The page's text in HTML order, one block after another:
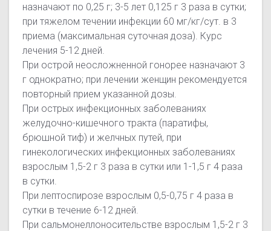
назначают по 0,25 г; 3-5 лет 0,125 г 3 раза в сутки;
при тяжелом течении инфекции 60 мг/кг/сут. в 3
приема (максимальная суточная доза). Курс
лечения 5-12 дней.
При острой неосложненной гонорее назначают 3
г однократно; при лечении женщин рекомендуется
повторный прием указанной дозы.
При острых инфекционных заболеваниях
желудочно-кишечного тракта (паратифы,
брюшной тиф) и желчных путей, при
гинекологических инфекционных заболеваниях
взрослым 1,5-2 г 3 раза в сутки или 1-1,5 г 4 раза
в сутки.
При лептоспирозе взрослым 0,5-0,75 г 4 раза в
сутки в течение 6-12 дней.
При сальмонеллоносительстве взрослым 1,5-2 г 3